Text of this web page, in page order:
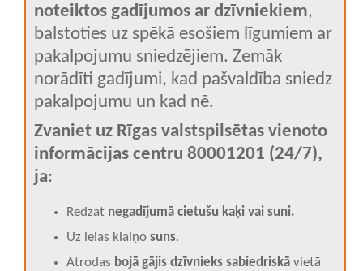
noteiktos gadījumos ar dzīvniekiem,
balstoties uz spēkā esošiem līgumiem ar
pakalpojumu sniedzējiem. Zemāk
norādīti gadījumi, kad pašvaldība sniedz
pakalpojumu un kad nē.
Zvaniet uz Rīgas valstspilsētas vienoto
informācijas centru 80001201 (24/7),
ja:
Redzat negadījumā cietušu kaķi vai suni.
Uz ielas klaiņo suns.
Atrodas bojā gājis dzīvnieks sabiedriskā vietā